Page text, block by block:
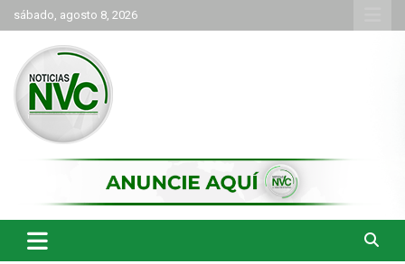
Saltar
al
contenido
sábado, agosto 8, 2026
NVC Noticias